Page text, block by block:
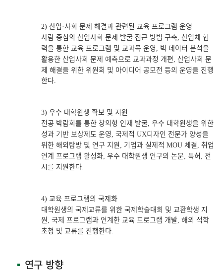
2) 산업 ·사회 문제 해결과 관련된 교육 프로그램 운영
사람 중심의 산업사회 문제 발굴 접근 방법 구축, 산업체 협
력을 통한 교육 프로그램 및 교과목 운영 , 빅 데이터 분석을
활용한 산업사회 문제 예측으로 교과과정 개편 , 산업사회 문
제 해결을 위한 위원회 및 아이디어 공모전 등의 운영을 진행
한다.
3) 우수 대학원생 확보 및 지원
전공 박람회를 통한 창의형 인재 발굴, 우수 대학원생을 위한
성과 기반 보상제도 운영 , 국제적 UX디자인 전문가 양성을
위한 해외탐방 및 연구 지원 , 기업과 실제적 MOU 체결 , 취업
연계 프로그램 활성화, 우수 대학원생 연구의 논문, 특허 , 전
시를 지원한다.
4) 교육 프로그램의 국제화
대학원생의 국제교류를 위한 국제학술대회 및 교환학생 지
원 , 국제 프로그램과 연계한 교육 프로그램 개발, 해외 석학
초청 및 교류를 진행한다.
연구 방향